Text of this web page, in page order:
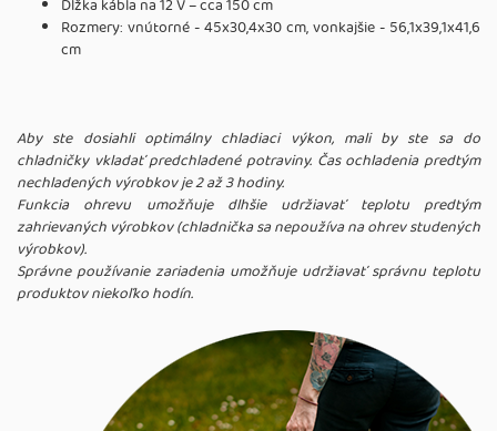
Dĺžka kábla na 12 V – cca 150 cm
Rozmery: vnútorné - 45x30,4x30 cm, vonkajšie - 56,1x39,1x41,6
cm
Aby ste dosiahli optimálny chladiaci výkon, mali by ste sa do
chladničky vkladať predchladené potraviny. Čas ochladenia predtým
nechladených výrobkov je 2 až 3 hodiny.
Funkcia ohrevu umožňuje dlhšie udržiavať teplotu predtým
zahrievaných výrobkov (chladnička sa nepoužíva na ohrev studených
výrobkov).
Správne používanie zariadenia umožňuje udržiavať správnu teplotu
produktov niekoľko hodín.